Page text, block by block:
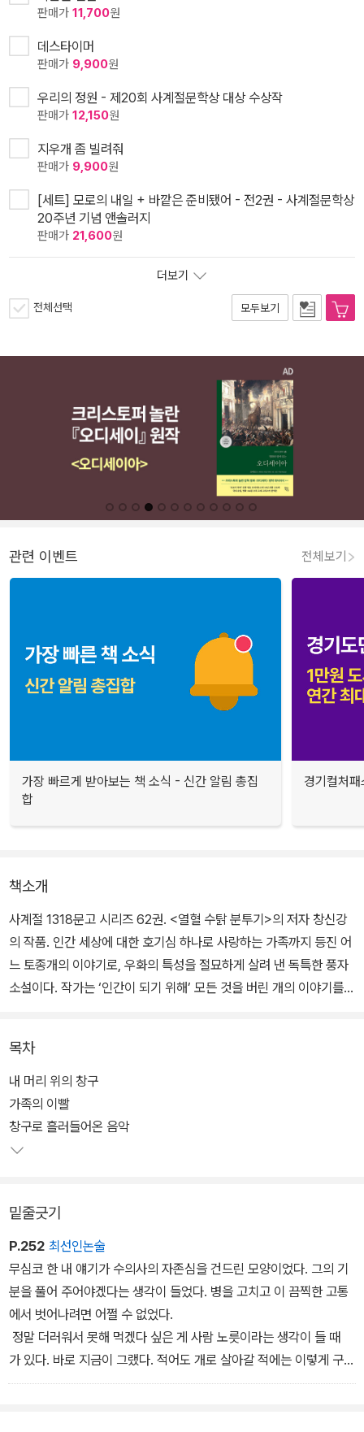
판매가 11,700원
데스타이머
판매가 9,900원
우리의 정원 - 제20회 사계절문학상 대상 수상작
판매가 12,150원
지우개 좀 빌려줘
판매가 9,900원
[세트] 모로의 내일 + 바깥은 준비됐어 - 전2권 - 사계절문학상
20주년 기념 앤솔러지
판매가 21,600원
더보기
전체선택 모두보기
관련 이벤트 전체보기
가장 빠르게 받아보는 책 소식 - 신간 알림 총집
합
경기컬처
책소개
사계절 1318문고 시리즈 62권. <열혈 수탉 분투기>의 저자 창신강
의 작품. 인간 세상에 대한 호기심 하나로 사랑하는 가족까지 등진 어
느 토종개의 이야기로, 우화의 특성을 절묘하게 살려 낸 독특한 풍자
소설이다. 작가는 ‘인간이 되기 위해’ 모든 것을 버린 개의 이야기를
돈밖에 모르는 장사꾼, 무능하고 고지식한 경찰, 학생을 오직 성적순
으로만 판단하는 교사 등 작품 속에 등장하는 인물들의 말과 행동은
우리가 사는 세상을 적나라하게 보여 준다. 굵직한 주제뿐만 아니라
인간으로 변신한 개가 한 사회의 구성원이 되어가면서 겪게 되는 사
목차
내 머리 위의 창구
가족의 이빨
창구로 흘러들어온 음악
밑줄긋기
P.252 최선인논술
무심코 한 내 얘기가 수의사의 자존심을 건드린 모양이었다. 그의 기
분을 풀어 주어야겠다는 생각이 들었다. 병을 고치고 이 끔찍한 고통
에서 벗어나려면 어쩔 수 없었다.
정말 더러워서 못해 먹겠다 싶은 게 사람 노릇이라는 생각이 들 때
가 있다. 바로 지금이 그랬다. 적어도 개로 살아갈 적에는 이렇게 구차
하게 굴 일이 없었는데.